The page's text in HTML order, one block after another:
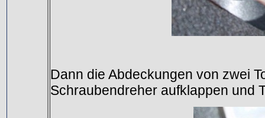
Dann die Abdeckungen von zwei
Schraubendreher aufklappen und